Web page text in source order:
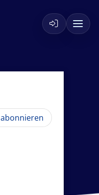
abonnieren